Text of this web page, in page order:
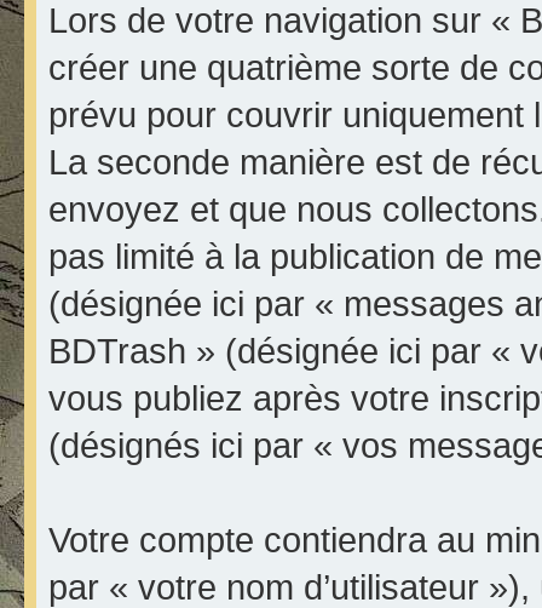
Lors de votre navigation sur «
créer une quatrième sorte de
prévu pour couvrir
La seconde manière est de
envoyez et que nous
pas limité à la publication de
(désignée ici par « messages
BDTrash » (désignée ici par «
vous publiez après votre
(désignés ici par « vos
Votre compte contiendra au
par « votre nom d’utilisateur